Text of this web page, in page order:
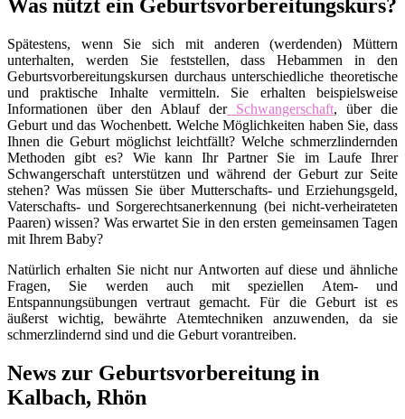
Was nützt ein Geburtsvorbereitungskurs?
Spätestens, wenn Sie sich mit anderen (werdenden) Müttern
unterhalten, werden Sie feststellen, dass Hebammen in den
Geburtsvorbereitungskursen durchaus unterschiedliche theoretische
und praktische Inhalte vermitteln. Sie erhalten beispielsweise
Informationen über den Ablauf derSchwangerschaft, über die
Geburt und das Wochenbett. Welche Möglichkeiten haben Sie, dass
Ihnen die Geburt möglichst leichtfällt? Welche schmerzlindernden
Methoden gibt es? Wie kann Ihr Partner Sie im Laufe Ihrer
Schwangerschaft unterstützen und während der Geburt zur Seite
stehen? Was müssen Sie über Mutterschafts- und Erziehungsgeld,
Vaterschafts- und Sorgerechtsanerkennung (bei nicht-verheirateten
Paaren) wissen? Was erwartet Sie in den ersten gemeinsamen Tagen
mit Ihrem Baby?
Natürlich erhalten Sie nicht nur Antworten auf diese und ähnliche
Fragen, Sie werden auch mit speziellen Atem- und
Entspannungsübungen vertraut gemacht. Für die Geburt ist es
äußerst wichtig, bewährte Atemtechniken anzuwenden, da sie
schmerzlindernd sind und die Geburt vorantreiben.
News zur Geburtsvorbereitung in
Kalbach, Rhön